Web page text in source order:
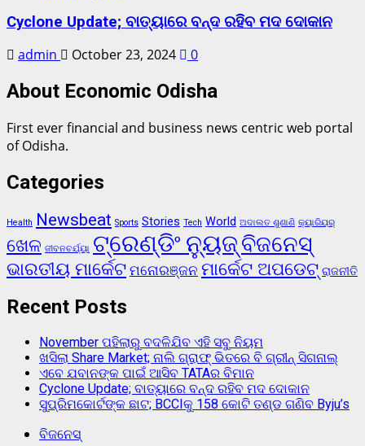
Cyclone Update; ବାତ୍ୟାରେ ବନ୍ଦ ରହିବ ମଦ ଦୋକାନ
admin
October 23, 2024 0
About Economic Odisha
First ever financial and business news centric web portal
of Odisha.
Categories
Health Newsbeat Sports Stories Tech World ଅଦାଲତ ଶୁଣାଣି କ୍ୟାରିୟର୍
ଖେଳ ଜୀବନଚର୍ଯ୍ୟା ଟ୍ରେଣ୍ଡିଂ ନ୍ୟୁଜ୍ବିଜନେସ୍
ଭାରତୀୟ ମାର୍କେଟ ମନୋରଞ୍ଜନ ମାର୍କେଟ ଅପଡେଟ୍ ରାଜନୀତି
Recent Posts
November ପହିଲାରୁ ବଦଳିଯିବ ଏହି ସବୁ ନିୟମ
ଖସିଲା Share Market; ନାଲି ଗ୍ରାଫ୍ ଭିତରେ ବି ଗ୍ରୀନ୍ ସିଗନାଲ୍
ଏବେ ଯବାନଙ୍କ ପାଇଁ ଆସିବ TATAର ବିମାନ
Cyclone Update; ବାତ୍ୟାରେ ବନ୍ଦ ରହିବ ମଦ ଦୋକାନ
ସୁପ୍ରିମକୋର୍ଟଙ୍କ ଛାଟ; BCCIକୁ 158 କୋଟି ତଣ୍ଡ ଗଣିବ Byju’s
ବିଜନେସ୍